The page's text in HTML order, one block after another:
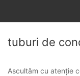
tuburi de
Ascultăm cu atenție